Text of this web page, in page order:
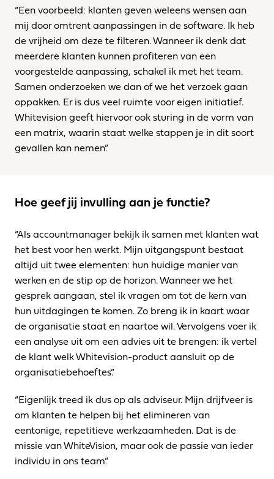
“Een voorbeeld: klanten geven weleens wensen aan
mij door omtrent aanpassingen in de software. Ik heb
de vrijheid om deze te filteren. Wanneer ik denk dat
meerdere klanten kunnen profiteren van een
voorgestelde aanpassing, schakel ik met het team.
Samen onderzoeken we dan of we het verzoek gaan
oppakken. Er is dus veel ruimte voor eigen initiatief.
Whitevision geeft hiervoor ook sturing in de vorm van
een matrix, waarin staat welke stappen je in dit soort
gevallen kan nemen.”
Hoe geef jij invulling aan je functie?
“Als accountmanager bekijk ik samen met klanten wat
het best voor hen werkt. Mijn uitgangspunt bestaat
altijd uit twee elementen: hun huidige manier van
werken en de stip op de horizon. Wanneer we het
gesprek aangaan, stel ik vragen om tot de kern van
hun uitdagingen te komen. Zo breng ik in kaart waar
de organisatie staat en naartoe wil. Vervolgens voer ik
een analyse uit om een advies uit te brengen: ik vertel
de klant welk Whitevision-product aansluit op de
organisatiebehoeftes.”
“Eigenlijk treed ik dus op als adviseur. Mijn drijfveer is
om klanten te helpen bij het elimineren van
eentonige, repetitieve werkzaamheden. Dat is de
missie van WhiteVision, maar ook de passie van ieder
individu in ons team.”